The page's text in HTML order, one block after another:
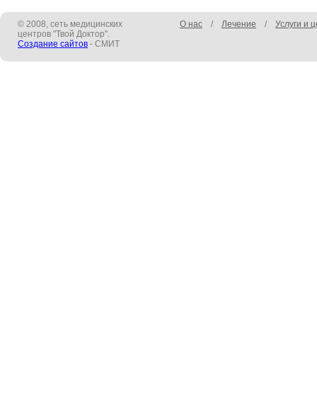
© 2008, сеть медицинских
центров "Твой Доктор".
Создание сайтов - СМИТ
О нас / Лечение / Услуги и